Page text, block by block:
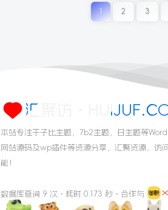
1 2 3
汇聚访・
本站专注于子比主题，7b2主题，日主题等
网站源码及wp插件等资源分享，汇聚资源，访
能！
数据库查询 9 次・耗时 0.173 秒・合作与